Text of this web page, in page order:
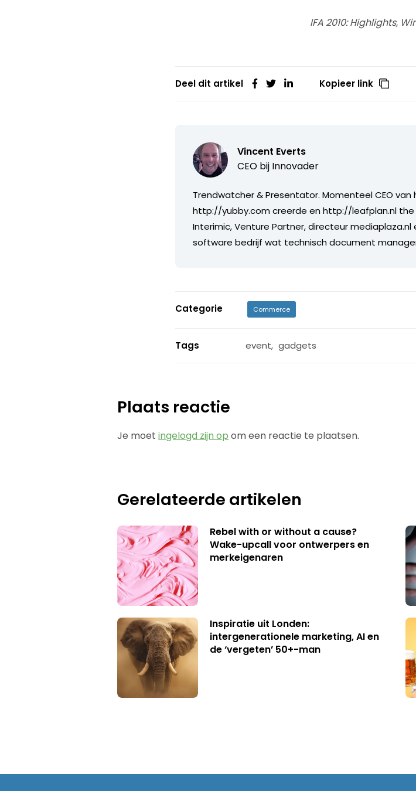
IFA 2010: Highlights,
Deel dit artikel Kopieer link
Vincent Everts
CEO bij Innovader
Trendwatcher & Presentator. Momenteel CEO
http://yubby.com creerde en http://leafplan.nl
Interimic, Venture Partner, directeur
software bedrijf wat technisch document
Categorie Commerce
Tags event, gadgets
Plaats reactie
Je moetingelogd zijn op om een reactie te plaatsen.
Gerelateerde artikelen
Rebel with or without a cause?
Wake-upcall voor ontwerpers en
merkeigenaren
Inspiratie uit Londen:
intergenerationele marketing, AI en
de ‘vergeten’ 50+-man